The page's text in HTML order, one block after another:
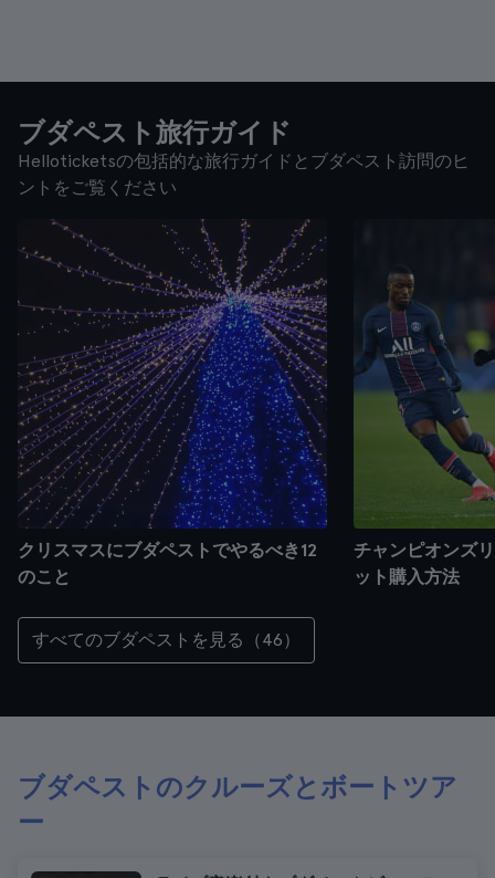
ブダペスト旅行ガイド
Helloticketsの包括的な旅行ガイドとブダペスト訪問のヒ
ントをご覧ください
クリスマスにブダペストでやるべき12
のこと
チャンピオンズ
ット購入方法
すべてのブダペストを見る（46）
ブダペストのクルーズとボートツア
ー